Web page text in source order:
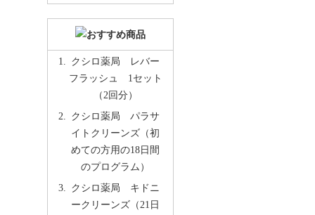
クシロ薬局 レバー
フラッシュ 1セット
（2回分）
クシロ薬局 パラサ
イトクリーンズ（初
めての方用の18日間
のプログラム）
クシロ薬局 キドニ
ークリーンズ（21日